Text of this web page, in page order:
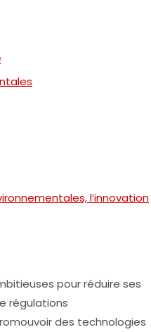
l’innovation
pour réduire ses
régulations
des technologies